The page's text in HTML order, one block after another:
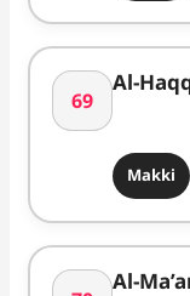
69
Makki